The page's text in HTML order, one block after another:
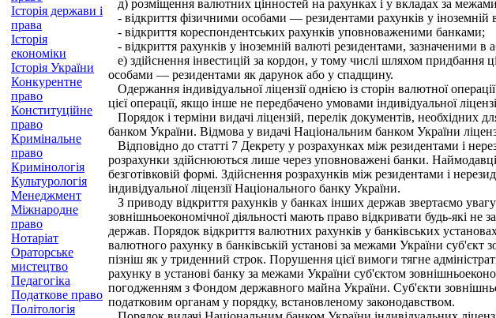
Історія держави і
права
Історія
економіки
Історія України
Конкурентне
право
Конституційне
право
Кримінальне
право
Кримінологія
Культурологія
Менеджмент
Міжнародне
право
Нотаріат
Ораторське
мистецтво
Педагогіка
Податкове право
Політологія
д) розміщення валютних цінностей на рахунках і у вкладах за
- відкриття фізичними особами — резидентами рахунків у іноземній
- відкриття кореспондентських рахунків уповноваженими банками;
- відкриття рахунків у іноземній валюті резидентами, зазначеними в
е) здійснення інвестицій за кордон, у тому числі шляхом
особами — резидентами як дарунок або у спадщину.
Одержання індивідуальної ліцензії однією із сторін валютної
цієї операції, якщо інше не передбачено умовами індивідуальної
Порядок і терміни видачі ліцензій, перелік документів, необхідних
банком України. Відмова у видачі Національним банком України
Відповідно до статті 7 Декрету у розрахунках між резидентами і
розрахунки здійснюються лише через уповноважені банки.
безготівковій формі. Здійснення розрахунків між резидентами і
індивідуальної ліцензії Національного банку України.
З приводу відкриття рахунків у банках інших держав звертаємо
зовнішньоекономічної діяльності мають право відкривати будь-які
держав. Порядок відкриття валютних рахунків у банківських
валютного рахунку в банківській установі за межами України
пізніш як у триденний строк. Порушення цієї вимоги тягне
рахунку в установі банку за межами України суб'єктом
погодженням з Фондом державного майна України. Суб'єкти
податковим органам у порядку, встановленому законодавством.